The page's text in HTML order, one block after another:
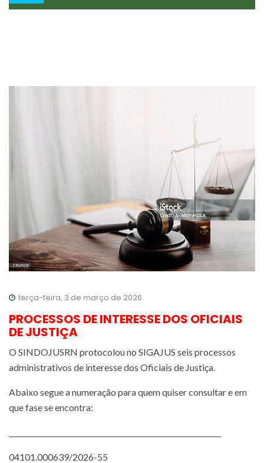
terça-feira, 3 de março de 2026.
PROCESSOS DE INTERESSE DOS OFICIAIS
DE JUSTIÇA
O SINDOJUSRN protocolou no SIGAJUS seis processos
administrativos de interesse dos Oficiais de Justiça.
Abaixo segue a numeração para quem quiser consultar e em
que fase se encontra:
04101.000639/2026-55